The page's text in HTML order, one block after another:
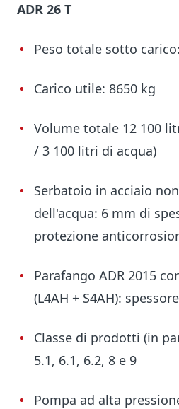
ADR 26 T
Peso totale sotto
Carico utile: 8650 kg
Volume totale 12 100
/ 3 100 litri di acqua)
Serbatoio in acciaio
dell'acqua: 6 mm di
protezione
Parafango ADR 2015
(L4AH + S4AH):
Classe di prodotti (in
5.1, 6.1, 6.2, 8 e 9
Pompa ad alta